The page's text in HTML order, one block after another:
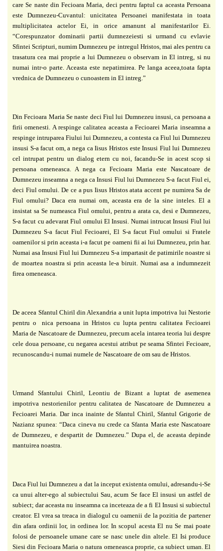
care Se naste din Fecioara Maria, deci pentru faptul ca aceasta Persoana
este Dumnezeu-Cuvantul: unicitatea Persoanei manifestata in toata
multiplicitatea actelor Ei, in orice amanunt al manifestarilor Ei.
“Corespunzator dominarii partii dumnezeiesti si urmand cu evlavie
SfinteiScripturi, numim Dumnezeu pe intregul Hristos, mai ales pentru ca
trasatura cea mai proprie a lui Dumnezeu o observam in El intreg, si nu
numai intr-o parte. Aceasta este nepatimirea. Pe langa aceea,toata fapta
vrednica de Dumnezeu o cunoastem in El intreg.”
Din Fecioara Maria Se naste deci Fiul lui Dumnezeu insusi, ca persoana a
firiiomenesti. A respinge calitatea aceasta a Fecioarei Maria inseamna a
respinge intruparea Fiului lui Dumnezeu, a contesta ca Fiul lui Dumnezeu
insusi S-a facut om, a nega ca Iisus Hristos este Insusi Fiul lui Dumnezeu
cel intrupat pentru un dialog etern cu noi, facandu-Se in acest scop si
persoana omeneasca. A nega ca Fecioara Maria este Nascatoare de
Dumnezeuinseamna a nega ca Insusi Fiul lui Dumnezeu S-a facut Fiul ei,
deci Fiul omului. De ce a pus Iisus Hristos atata accent pe numirea Sa de
Fiul omului? Daca era numai om, aceasta era de lasine inteles. El a
insistat sa Se numeasca Fiul omului, pentru a arata ca, desi e Dumnezeu,
S-afacut cu adevarat Fiul omului El Insusi. Numai intrucat Insusi Fiul lui
Dumnezeu S-a facut Fiul Fecioarei, El S-a facut Fiul omului si Fratele
oamenilor si prin aceasta i-a facut pe oameni fii ai lui Dumnezeu, prin har.
Numai asa Insusi Fiul lui Dumnezeu S-a impartasit de patimirile noastre si
de moartea noastra si prin aceasta le-a biruit. Numai asa a indumnezeit
firea omeneasca.
De aceea Sfantul Chiril din Alexandria a unit lupta impotriva lui Nestorie
pentru onica persoana in Hristos cu lupta pentru calitatea Fecioarei
Maria de Nascatoare de Dumnezeu, precum acela intarea teoria lui despre
cele doua persoane, cu negarea acestui atribut pe seama Sfintei Fecioare,
recunoscandu-i numai numele de Nascatoare de om sau de Hristos.
Urmand Sfantului Chiril, Leontiu de Bizant a luptat de asemenea
impotriva nestorienilor pentru calitatea de Nascatoare de Dumnezeu a
Fecioarei Maria. Dar inca inainte de Sfantul Chiril, Sfantul Grigorie de
Nazianz spunea: “Daca cineva nu crede ca Sfanta Maria este Nascatoare
de Dumnezeu, e despartit de Dumnezeu.” Dupa el,de aceasta depinde
mantuirea noastra.
Daca Fiul lui Dumnezeu a dat la inceput existenta omului, adresandu-i-Se
ca unuialter-ego al subiectului Sau, acum Se face El insusi un astfel de
subiect; dar aceasta nu inseamna ca inceteaza de a fi El Insusi si subiectul
creator. El vrea sa treaca in dialogul cuoamenii de la pozitia de partener
din afara ordinii lor, in ordinea lor. In scopul acesta El nu Se mai poate
folosi de persoanele umane care se nasc unele din altele. El Isi produce
Siesi din Fecioara Maria o natura omeneasca proprie, ca subiect uman. El